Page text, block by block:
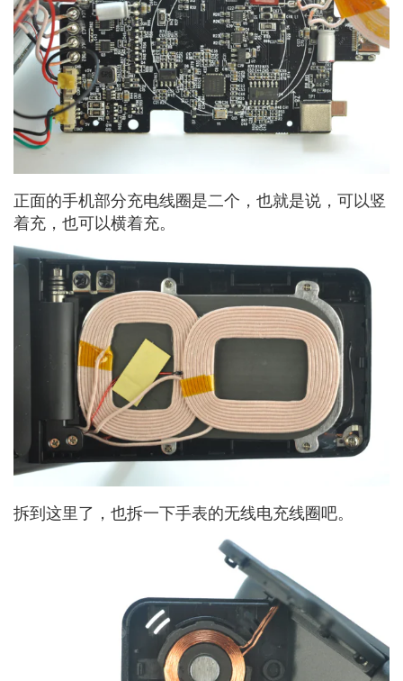
正面的手机部分充电线圈是二个，也就是说，可以竖
着充，也可以横着充。
拆到这里了，也拆一下手表的无线电充线圈吧。